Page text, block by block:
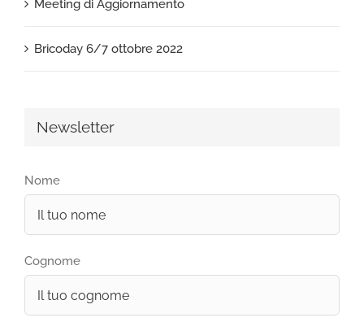
Meeting di Aggiornamento
Bricoday 6/7 ottobre 2022
Newsletter
Nome
Cognome